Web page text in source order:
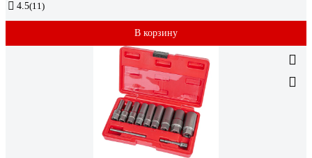
4.5(11)
В корзину